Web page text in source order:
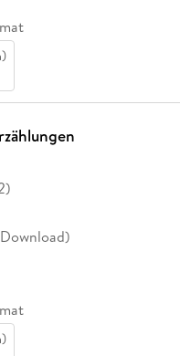
)